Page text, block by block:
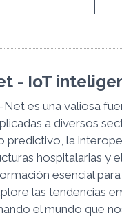
- IoT
Net es una valiosa
a diversos
predictivo, la
hospitalarias y
esencial
las tendencias
el mundo que